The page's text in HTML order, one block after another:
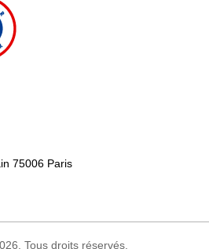
75006 Paris
Tous droits réservés.